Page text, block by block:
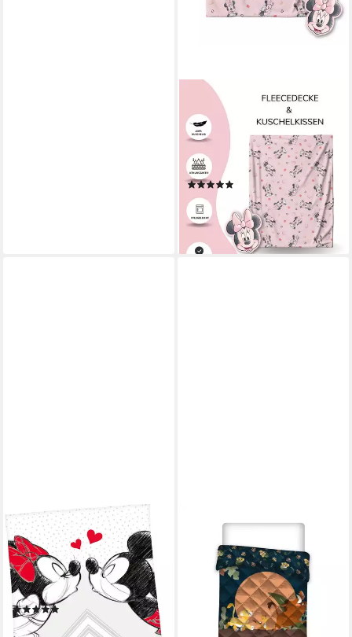
MTONLINEHANDEL
Kinderdecke Minnie Maus
Kuschelset, Decke und Kissen,
Disney, Geschenkidee für
Mädchen, rosa
29,99 € UVP39,99 €
-25%
lieferbar - in 3-4 Werktagen bei dir
DISNEY
Wohndecke Disney´s Mickey
und Minnie Mouse, mit
liebevollem Motiv,
Kuscheldecke
ab 24,99 € UVP49,99 €
Tagesdecke 200x140 cm –
Weiche Decke für Bett und
49,95 € 69,95 €